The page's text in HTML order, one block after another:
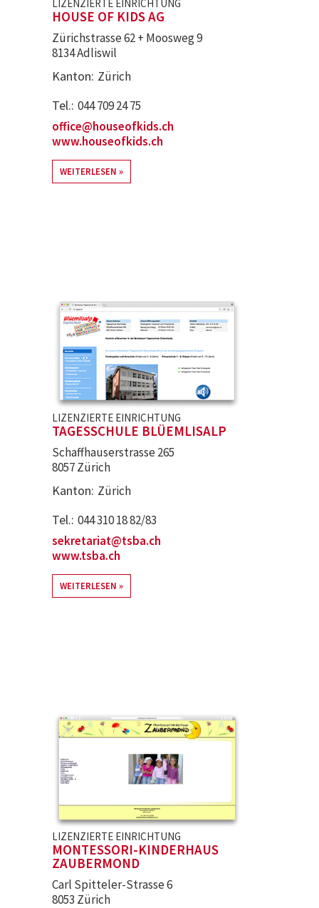
LIZENZIERTE EINRICHTUNG
HOUSE OF KIDS AG
Zürichstrasse 62 + Moosweg 9
8134 Adliswil
Kanton Zürich
Tel. 044 709 24 75
office@houseofkids.ch
www.houseofkids.ch
WEITERLESEN
LIZENZIERTE EINRICHTUNG
TAGESSCHULE BLÜEMLISALP
Schaffhauserstrasse 265
8057 Zürich
Kanton Zürich
Tel. 044 310 18 82/83
sekretariat@tsba.ch
www.tsba.ch
WEITERLESEN
LIZENZIERTE EINRICHTUNG
MONTESSORI-KINDERHAUS
ZAUBERMOND
Carl Spitteler-Strasse 6
8053 Zürich